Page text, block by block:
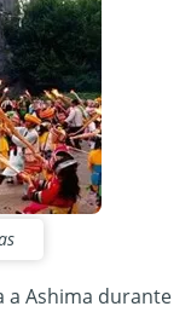
a Ashima durante